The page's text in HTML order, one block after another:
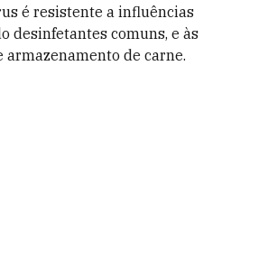
é resistente a influências
desinfetantes comuns, e às
armazenamento de carne.